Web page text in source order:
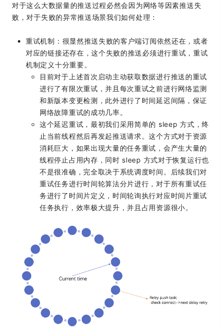
对于这么大数据量的推送过程必然会因为网络等因素推送失
败，对于失败的异常推送场景我们如何处理：
重试机制：很显然推送失败的客户端订阅依然还在，或者
对应的链接还存在，这个失败的推送必须进行重试，重试
机制定义十分重要。
目前对于上述首次启动主动获取数据进行推送的重试
进行了有限次重试，并且每次重试之前进行网络监测
和新版本变更检测，此外进行了时间延迟间隔，保证
网络故障重试的成功几率。
这个延迟重试，最初我们采用简单的 sleep 方式，终
止当前线程然后再发起推送请求。这个方式对于资源
消耗巨大，如果出现大量的任务重试，会产生大量的
线程停止占用内存，同时 sleep 方式对于恢复运行也
不是很准确，完全取决于系统调度时间。后续我们对
重试任务进行时间轮算法分片进行，对于所有重试任
务进行了时间片定义，时间轮询执行对应时间片重试
任务执行，效率极大提升，并且占用资源很小。